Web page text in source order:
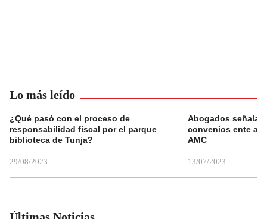
Lo más leído
¿Qué pasó con el proceso de
responsabilidad fiscal por el parque
biblioteca de Tunja?
29/08/2023
Abogados
convenios ente
AMC
13/07/2023